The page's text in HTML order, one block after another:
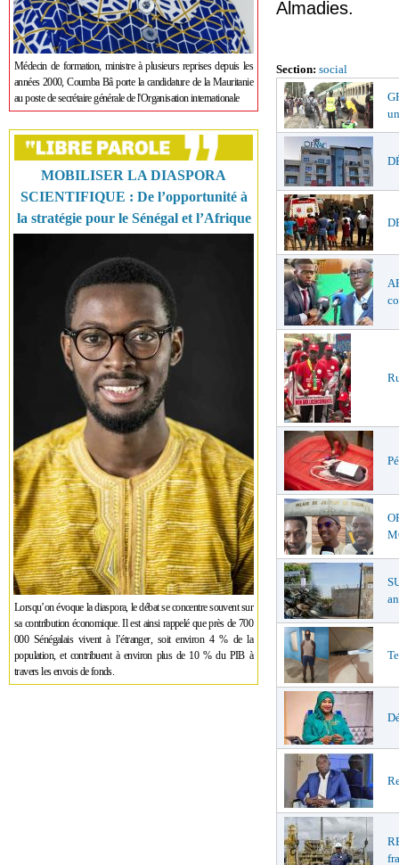
Médecin de formation, ministre à plusieurs reprises depuis les
années 2000, Coumba Bâ porte la candidature de la Mauritanie
au poste de secrétaire générale de l'Organisation internationale
MOBILISER LA DIASPORA
SCIENTIFIQUE : De l’opportunité à
la stratégie pour le Sénégal et l’Afrique
Lorsqu’on évoque la diaspora, le débat se concentre souvent sur
sa contribution économique. Il est ainsi rappelé que près de 700
000 Sénégalais vivent à l’étranger, soit environ 4 % de la
population, et contribuent à environ plus de 10 % du PIB à
travers les envois de fonds.
Almadies.
Section: social